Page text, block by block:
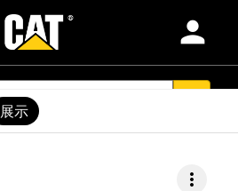
person
more_vert
展示